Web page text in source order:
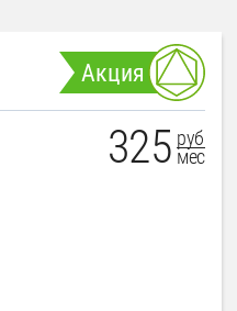
Акция
325 руб
мес